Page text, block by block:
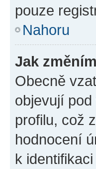
pouze
Nahoru
Jak
Obecně
objevují
profilu, což
hodnocení
k